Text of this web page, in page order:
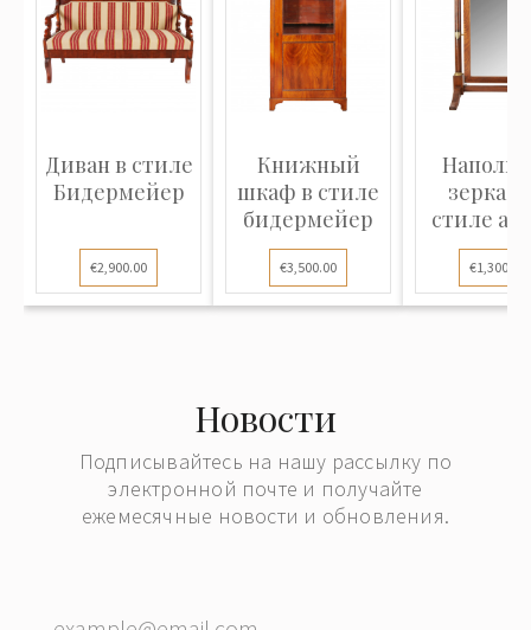
Диван в стиле
Бидермейер
€2,900.00
Книжный
шкаф в стиле
бидермейер
€3,500.00
стиле
€1,300.00
Новости
Подписывайтесь на нашу рассылку по
электронной почте и получайте
ежемесячные новости и обновления.